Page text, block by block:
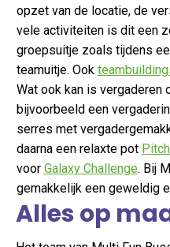
opzet van de locatie, de
vele activiteiten is dit een
groepsuitje zoals tijdens
teamuitje. Ook
Wat ook kan is vergaderen
bijvoorbeeld een
serres met
daarna een relaxte pot
voor Galaxy Challenge. Bij
gemakkelijk een geweldig
Alles op